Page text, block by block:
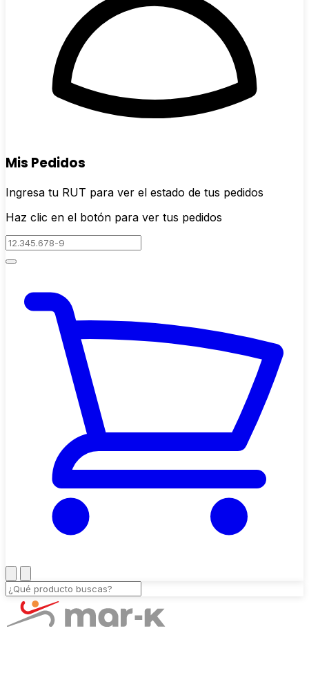
Mis Pedidos
Ingresa tu RUT para ver el estado de tus pedidos
Haz clic en el botón para ver tus pedidos